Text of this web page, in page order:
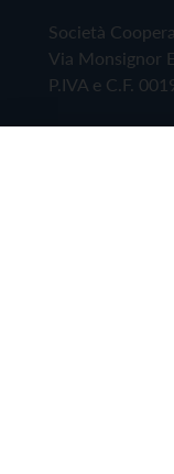
Società
Via Monsignor
P.IVA e C.F.
Copyright ©